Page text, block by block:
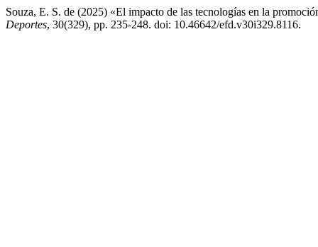
Souza, E. S. de (2025) «El impacto de las tecnologías en la
Deportes, 30(329), pp. 235-248. doi: 10.46642/efd.v30i329.8116.